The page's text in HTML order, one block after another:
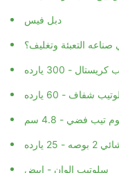
دبل فيس
صناعه التعبئة وتغليف؟
- 300 يارده
شفاف - 60 يارده
تيب فضي - 4.8 سم
- 25 يارده
سلوتيب الوان - ابيض